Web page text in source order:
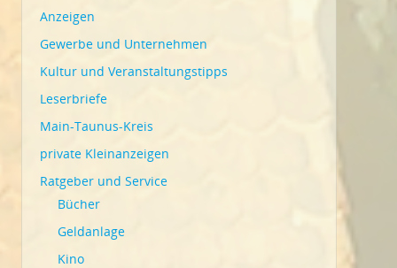
Anzeigen
Gewerbe und Unternehmen
Kultur und Veranstaltungstipps
Leserbriefe
Main-Taunus-Kreis
private Kleinanzeigen
Ratgeber und Service
Bücher
Geldanlage
Kino